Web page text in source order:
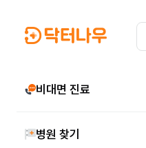
비대면 진료
병원 찾기